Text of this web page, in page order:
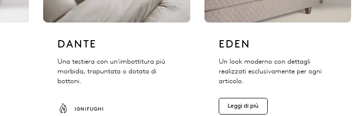
DANTE
Una testiera con un'imbottitura più
morbida, trapuntata o dotata di
bottoni.
IGNIFUGHI
EDEN
Un look moderno con dettagli
realizzati esclusivamente per ogni
articolo.
Leggi di più